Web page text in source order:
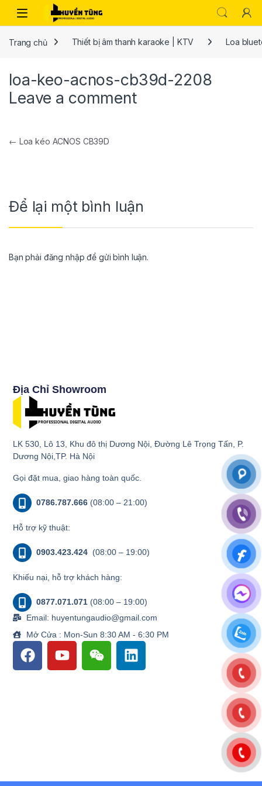
Trang chủ Thiết bị âm thanh karaoke | KTV Loa
loa-keo-acnos-cb39d-2208
Leave a comment
← Loa kéo ACNOS CB39D
Để lại một bình luận
Bạn phải đăng nhập để gửi bình luận.
Địa Chỉ Showroom
LK 530, Lô 13, Khu đô thị Dương Nội, Đường Lê Trọng Tấn, P.
Dương Nội,TP. Hà Nội
Gọi đặt mua, giao hàng toàn quốc.
0786.787.666 (08:00 – 21:00)
Hỗ trợ kỹ thuật:
0903.423.424 (08:00 – 19:00)
Khiếu nại, hỗ trợ khách hàng:
0877.071.071 (08:00 – 19:00)
Email: huyentungaudio@gmail.com
Mở Cửa : Mon-Sun 8:30 AM - 6:30 PM